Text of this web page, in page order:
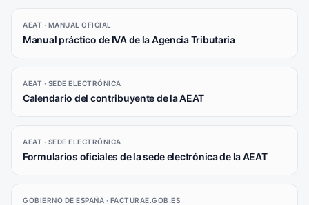
AEAT · MANUAL OFICIAL
Manual práctico de IVA de la Agencia Tributaria
AEAT · SEDE ELECTRÓNICA
Calendario del contribuyente de la AEAT
AEAT · SEDE ELECTRÓNICA
Formularios oficiales de la sede electrónica de la AEAT
GOBIERNO DE ESPAÑA · FACTURAE.GOB.ES